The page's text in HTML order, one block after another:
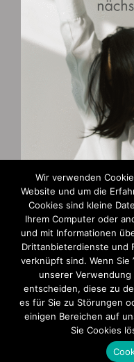
Zahlungsarten
AGB und Widerruf
Impressum
Wir verwenden
Website und um die
Cookies sind kleine
Ihrem Computer oder
und mit Informationen
Drittanbieterdienste und
verknüpft sind. Wenn Sie
unserer
entscheiden, diese zu
es für Sie zu Störungen
einigen Bereichen auf
Sie Cookies